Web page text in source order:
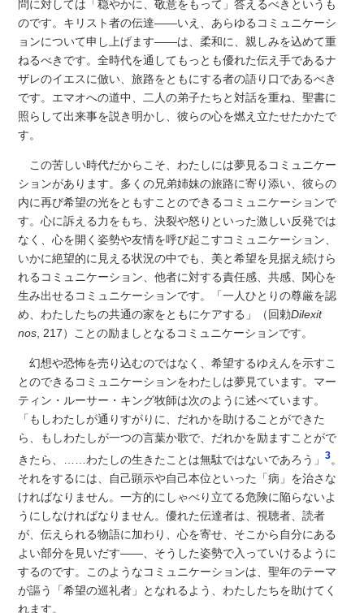
問に対しては「穏やかに、敬意をもって」答えるべきというも
のです。キリスト者の伝達――いえ、あらゆるコミュニケーシ
ョンについて申し上げます――は、柔和に、親しみを込めて重
ねるべきです。全時代を通してもっとも優れた伝え手であるナ
ザレのイエスに倣い、旅路をともにする者の語り口であるべき
です。エマオへの道中、二人の弟子たちと対話を重ね、聖書に
照らして出来事を説き明かし、彼らの心を燃え立たせたかたで
す。
この苦しい時代だからこそ、わたしには夢見るコミュニケー
ションがあります。多くの兄弟姉妹の旅路に寄り添い、彼らの
内に再び希望の光をともすことのできるコミュニケーションで
す。心に訴える力をもち、決裂や怒りといった激しい反発では
なく、心を開く姿勢や友情を呼び起こすコミュニケーション、
いかに絶望的に見える状況の中でも、美と希望を見据え続けら
れるコミュニケーション、他者に対する責任感、共感、関心を
生み出せるコミュニケーションです。「一人ひとりの尊厳を認
め、わたしたちの共通の家をともにケアする」（回勅Dilexit
nos , 217）ことの励ましとなるコミュニケーションです。
幻想や恐怖を売り込むのではなく、希望するゆえんを示すこ
とのできるコミュニケーションをわたしは夢見ています。マー
ティン・ルーサー・キング牧師は次のように述べています。
「もしわたしが通りすがりに、だれかを助けることができた
ら、もしわたしが一つの言葉か歌で、だれかを励ますことがで
きたら、……わたしの生きたことは無駄ではないであろう」3。
それをするには、自己顕示や自己本位といった「病」を治さな
ければなりません。一方的にしゃべり立てる危険に陥らないよ
うにしなければなりません。優れた伝達者は、視聴者、読者
が、伝えられる物語に加わり、心を寄せ、そこから自分にある
よい部分を見いだす――、そうした姿勢で入っていけるように
するのです。このようなコミュニケーションは、聖年のテーマ
が謳う「希望の巡礼者」となれるよう、わたしたちを助けてく
れます。